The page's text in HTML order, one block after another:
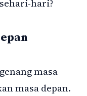
hari?
masa
masa depan.